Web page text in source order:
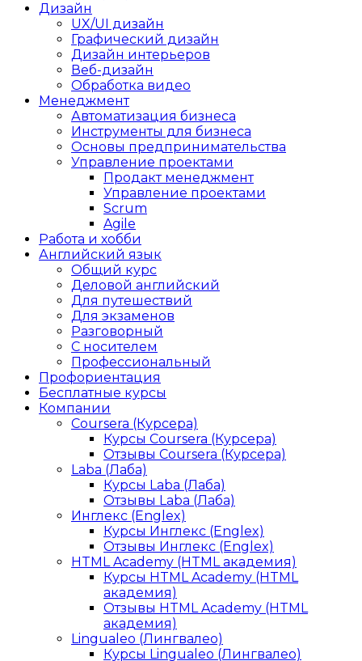
Дизайн
UX/UI дизайн
Графический дизайн
Дизайн интерьеров
Веб-дизайн
Обработка видео
Менеджмент
Автоматизация бизнеса
Инструменты для бизнеса
Основы предпринимательства
Управление проектами
Продакт менеджмент
Управление проектами
Scrum
Agile
Работа и хобби
Английский язык
Общий курс
Деловой английский
Для путешествий
Для экзаменов
Разговорный
С носителем
Профессиональный
Профориентация
Бесплатные курсы
Компании
Coursera (Курсера)
Курсы Coursera (Курсера)
Отзывы Coursera (Курсера)
Laba (Лаба)
Курсы Laba (Лаба)
Отзывы Laba (Лаба)
Инглекс (Englex)
Курсы Инглекс (Englex)
Отзывы Инглекс (Englex)
HTML Academy (HTML академия)
Курсы HTML Academy (HTML
академия)
Отзывы HTML Academy (HTML
академия)
Lingualeo (Лингвалео)
Курсы Lingualeo (Лингвалео)